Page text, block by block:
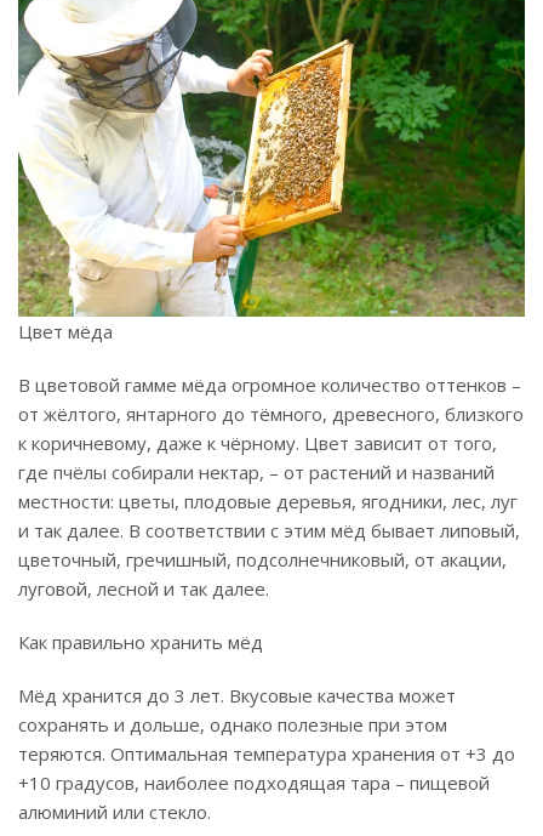
Цвет мёда
В цветовой гамме мёда огромное количество оттенков –
от жёлтого, янтарного до тёмного, древесного, близкого
к коричневому, даже к чёрному. Цвет зависит от того,
где пчёлы собирали нектар, – от растений и названий
местности: цветы, плодовые деревья, ягодники, лес, луг
и так далее. В соответствии с этим мёд бывает липовый,
цветочный, гречишный, подсолнечниковый, от акации,
луговой, лесной и так далее.
Как правильно хранить мёд
Мёд хранится до 3 лет. Вкусовые качества может
сохранять и дольше, однако полезные при этом
теряются. Оптимальная температура хранения от +3 до
+10 градусов, наиболее подходящая тара – пищевой
алюминий или стекло.